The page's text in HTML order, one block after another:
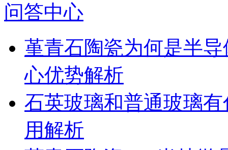
问答中心
堇青石陶瓷为何是半
心优势解析
石英玻璃和普通玻璃
用解析